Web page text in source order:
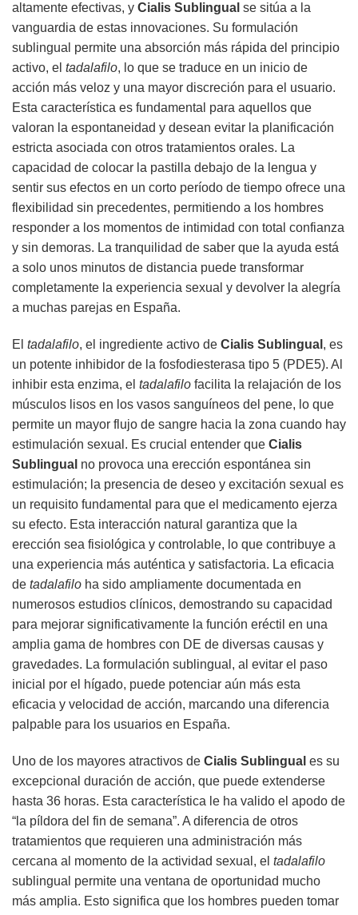
altamente efectivas, y Cialis Sublingual se sitúa a la
vanguardia de estas innovaciones. Su formulación
sublingual permite una absorción más rápida del principio
activo, el tadalafilo, lo que se traduce en un inicio de
acción más veloz y una mayor discreción para el usuario.
Esta característica es fundamental para aquellos que
valoran la espontaneidad y desean evitar la planificación
estricta asociada con otros tratamientos orales. La
capacidad de colocar la pastilla debajo de la lengua y
sentir sus efectos en un corto período de tiempo ofrece una
flexibilidad sin precedentes, permitiendo a los hombres
responder a los momentos de intimidad con total confianza
y sin demoras. La tranquilidad de saber que la ayuda está
a solo unos minutos de distancia puede transformar
completamente la experiencia sexual y devolver la alegría
a muchas parejas en España.
El tadalafilo, el ingrediente activo de Cialis Sublingual , es
un potente inhibidor de la fosfodiesterasa tipo 5 (PDE5). Al
inhibir esta enzima, el tadalafilo facilita la relajación de los
músculos lisos en los vasos sanguíneos del pene, lo que
permite un mayor flujo de sangre hacia la zona cuando hay
estimulación sexual. Es crucial entender que Cialis
Sublingual no provoca una erección espontánea sin
estimulación; la presencia de deseo y excitación sexual es
un requisito fundamental para que el medicamento ejerza
su efecto. Esta interacción natural garantiza que la
erección sea fisiológica y controlable, lo que contribuye a
una experiencia más auténtica y satisfactoria. La eficacia
de tadalafilo ha sido ampliamente documentada en
numerosos estudios clínicos, demostrando su capacidad
para mejorar significativamente la función eréctil en una
amplia gama de hombres con DE de diversas causas y
gravedades. La formulación sublingual, al evitar el paso
inicial por el hígado, puede potenciar aún más esta
eficacia y velocidad de acción, marcando una diferencia
palpable para los usuarios en España.
Uno de los mayores atractivos de Cialis Sublingual es su
excepcional duración de acción, que puede extenderse
hasta 36 horas. Esta característica le ha valido el apodo de
“la píldora del fin de semana”. A diferencia de otros
tratamientos que requieren una administración más
cercana al momento de la actividad sexual, el tadalafilo
sublingual permite una ventana de oportunidad mucho
más amplia. Esto significa que los hombres pueden tomar